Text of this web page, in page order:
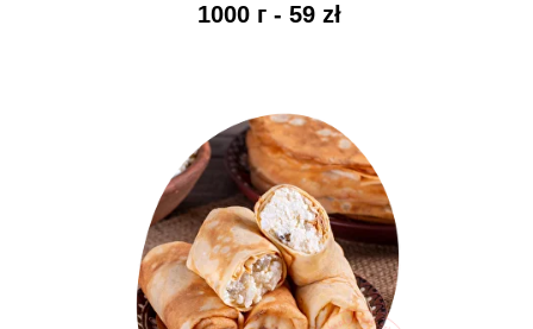
1000 г - 59 zł